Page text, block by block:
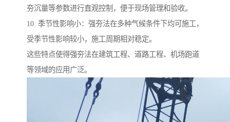
夯沉量等参数进行直观控制，便于现场管理和验收。
10. 季节性影响小：强夯法在多种气候条件下均可施工，
受季节性影响较小，施工周期相对稳定。
这些特点使得强夯法在建筑工程、道路工程、机场跑道
等领域的应用广泛。